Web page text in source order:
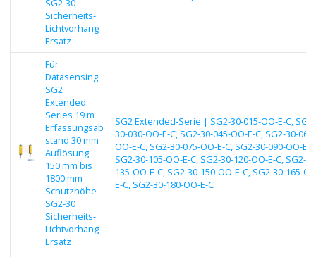
SG2-30
Sicherheits-
Lichtvorhang
Ersatz
Für
Datasensing
SG2
Extended
Series 19 m
Erfassungsab
stand 30 mm
Auflösung
150 mm bis
1800 mm
Schutzhöhe
SG2-30
Sicherheits-
Lichtvorhang
Ersatz
SG2 Extended-Serie | SG2-30-015-OO-E-C, SG2-
30-030-OO-E-C, SG2-30-045-OO-E-C, SG2-30-060-
OO-E-C, SG2-30-075-OO-E-C, SG2-30-090-OO-E-
SG2-30-105-OO-E-C, SG2-30-120-OO-E-C, SG2-
135-OO-E-C, SG2-30-150-OO-E-C, SG2-30-165-
E-C, SG2-30-180-OO-E-C